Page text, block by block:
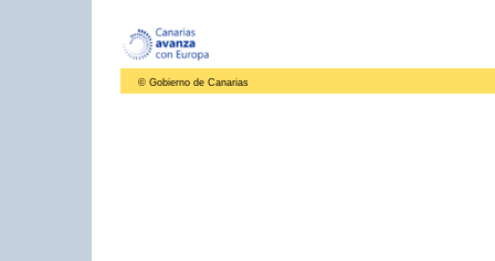
© Gobierno de Canarias